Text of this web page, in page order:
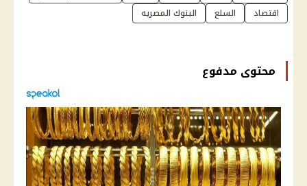
اقتصاد
السلع البنوك المصريه
محتوى مدفوع